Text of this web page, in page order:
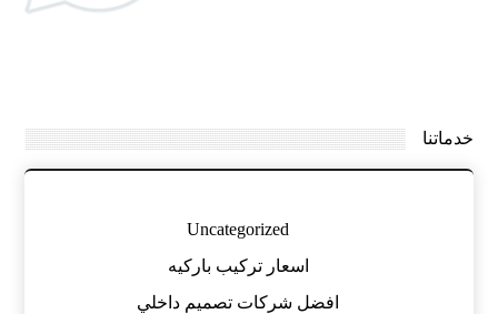
خدماتنا
Uncategorized
اسعار تركيب باركيه
افضل شركات تصميم داخلي